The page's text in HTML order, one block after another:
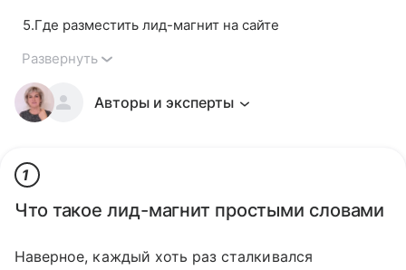
5.Где разместить лид-магнит на сайте
Развернуть
Авторы и эксперты
1
Что такое лид-магнит простыми словами
Наверное, каждый хоть раз сталкивался